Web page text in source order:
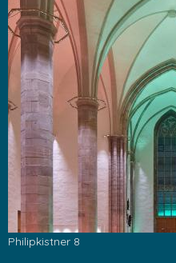
Philipkistner 8